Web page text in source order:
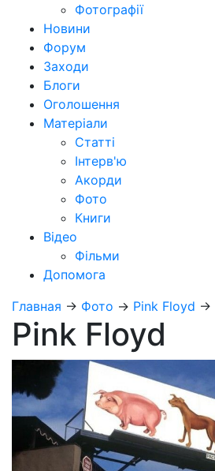
Фотографії
Новини
Форум
Заходи
Блоги
Оголошення
Матеріали
Статті
Інтерв'ю
Акорди
Фото
Книги
Відео
Фільми
Допомога
Главная → Фото → Pink Floyd →
Pink Floyd